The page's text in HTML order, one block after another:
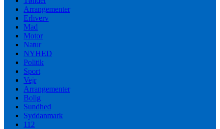
Arrangementer
Erhverv
Mad
Motor
Natur
NYHED
Politik
Sport
Vejr
Arrangementer
Bolig
Sundhed
Syddanmark
112